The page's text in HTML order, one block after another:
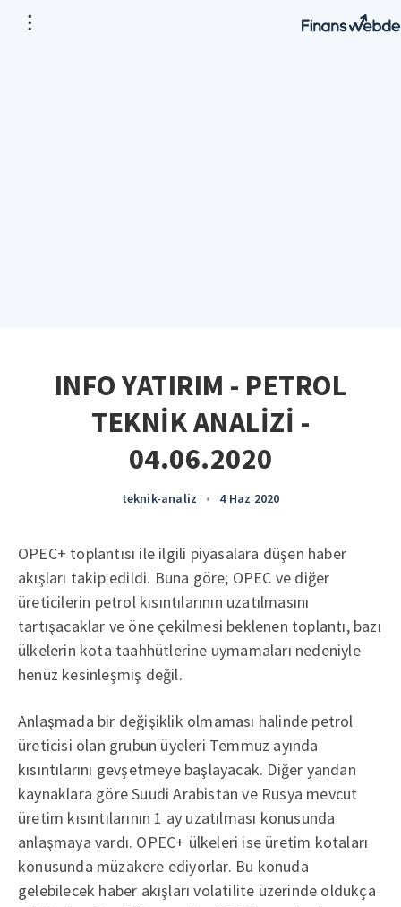
INFO YATIRIM - PETROL
TEKNİK ANALİZİ -
04.06.2020
teknik-analiz • 4 Haz 2020
OPEC+ toplantısı ile ilgili piyasalara düşen haber
akışları takip edildi. Buna göre; OPEC ve diğer
üreticilerin petrol kısıntılarının uzatılmasını
tartışacaklar ve öne çekilmesi beklenen toplantı, bazı
ülkelerin kota taahhütlerine uymamaları nedeniyle
henüz kesinleşmiş değil.
Anlaşmada bir değişiklik olmaması halinde petrol
üreticisi olan grubun üyeleri Temmuz ayında
kısıntılarını gevşetmeye başlayacak. Diğer yandan
kaynaklara göre Suudi Arabistan ve Rusya mevcut
üretim kısıntılarının 1 ay uzatılması konusunda
anlaşmaya vardı. OPEC+ ülkeleri ise üretim kotaları
konusunda müzakere ediyorlar. Bu konuda
gelebilecek haber akışları volatilite üzerinde oldukça